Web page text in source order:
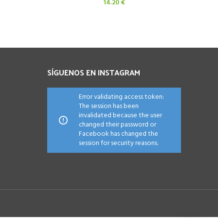
14.20€
SÍGUENOS EN INSTAGRAM
Error validating access token:
The session has been
invalidated because the user
changed their password or
Facebook has changed the
session for security reasons.